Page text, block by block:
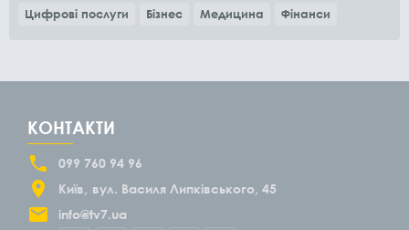
Цифрові послуги
Бізнес Медицина Фінанси
КОНТАКТИ
099 760 94 96
Київ
вул. Василя Липківського, 45
info@tv7.ua